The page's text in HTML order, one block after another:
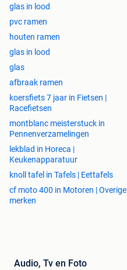
glas in lood
pvc ramen
houten ramen
glas in lood
glas
afbraak ramen
koersfiets 7 jaar in Fietsen |
Racefietsen
montblanc meisterstuck in
Pennenverzamelingen
lekblad in Horeca |
Keukenapparatuur
knoll tafel in Tafels | Eettafels
cf moto 400 in Motoren | Overige
merken
Audio, Tv en Foto